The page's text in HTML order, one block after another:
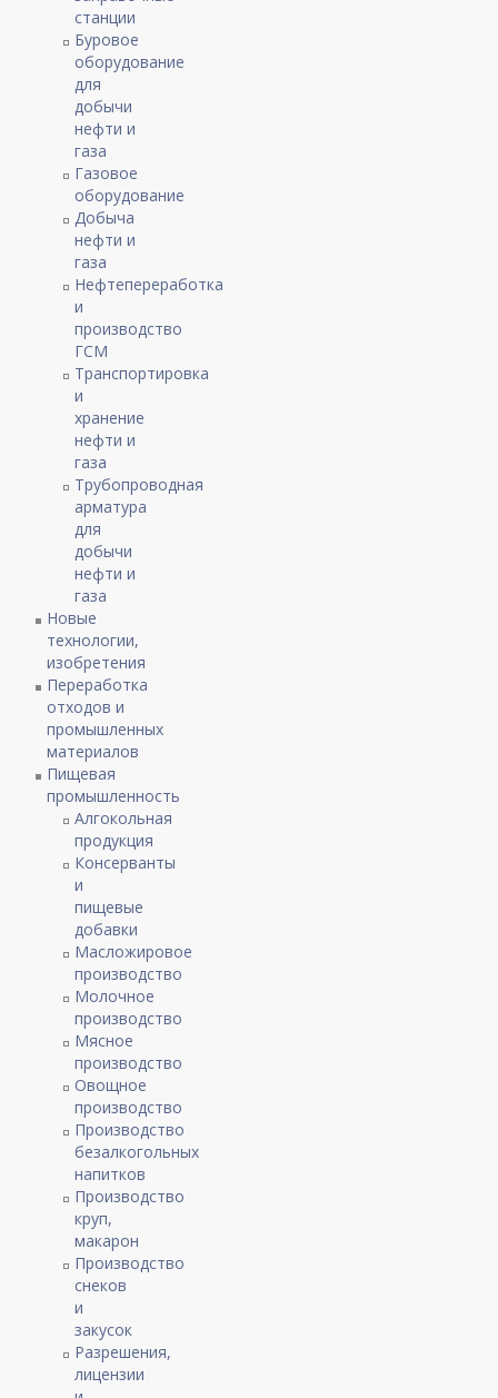
станции
Буровое
оборудование
для
добычи
нефти и
газа
Газовое
оборудование
Добыча
нефти и
газа
Нефтепереработка
и
производство
ГСМ
Транспортировка
и
хранение
нефти и
газа
Трубопроводная
арматура
для
добычи
нефти и
газа
Новые
технологии,
изобретения
Переработка
отходов и
промышленных
материалов
Пищевая
промышленность
Алгокольная
продукция
Консерванты
и
пищевые
добавки
Масложировое
производство
Молочное
производство
Мясное
производство
Овощное
производство
Производство
безалкогольных
напитков
Производство
круп,
макарон
Производство
снеков
и
закусок
Разрешения,
лицензии